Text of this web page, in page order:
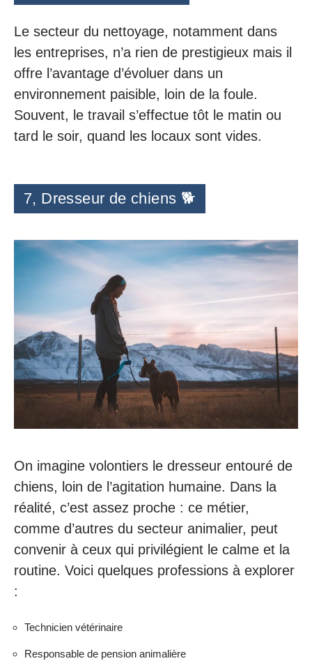
Le secteur du nettoyage, notamment dans
les entreprises, n’a rien de prestigieux mais il
offre l’avantage d’évoluer dans un
environnement paisible, loin de la foule.
Souvent, le travail s’effectue tôt le matin ou
tard le soir, quand les locaux sont vides.
7, Dresseur de chiens 🐕
On imagine volontiers le dresseur entouré de
chiens, loin de l’agitation humaine. Dans la
réalité, c’est assez proche : ce métier,
comme d’autres du secteur animalier, peut
convenir à ceux qui privilégient le calme et la
routine. Voici quelques professions à explorer
:
Technicien vétérinaire
Responsable de pension animalière